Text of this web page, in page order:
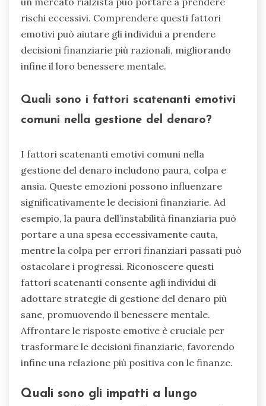
rischi eccessivi. Comprendere questi fattori
emotivi può aiutare gli individui a prendere
decisioni finanziarie più razionali, migliorando
infine il loro benessere mentale.
Quali sono i fattori scatenanti emotivi
comuni nella gestione del denaro?
I fattori scatenanti emotivi comuni nella
gestione del denaro includono paura, colpa e
ansia. Queste emozioni possono influenzare
significativamente le decisioni finanziarie. Ad
esempio, la paura dell’instabilità finanziaria può
portare a una spesa eccessivamente cauta,
mentre la colpa per errori finanziari passati può
ostacolare i progressi. Riconoscere questi
fattori scatenanti consente agli individui di
adottare strategie di gestione del denaro più
sane, promuovendo il benessere mentale.
Affrontare le risposte emotive è cruciale per
trasformare le decisioni finanziarie, favorendo
infine una relazione più positiva con le finanze.
Quali sono gli impatti a lungo